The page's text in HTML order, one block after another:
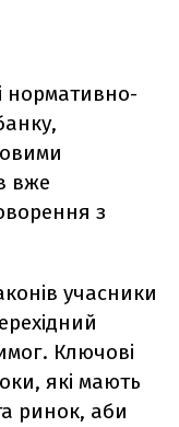
нормативно-
вже
з
учасники
Ключові
які мають
ринок, аби